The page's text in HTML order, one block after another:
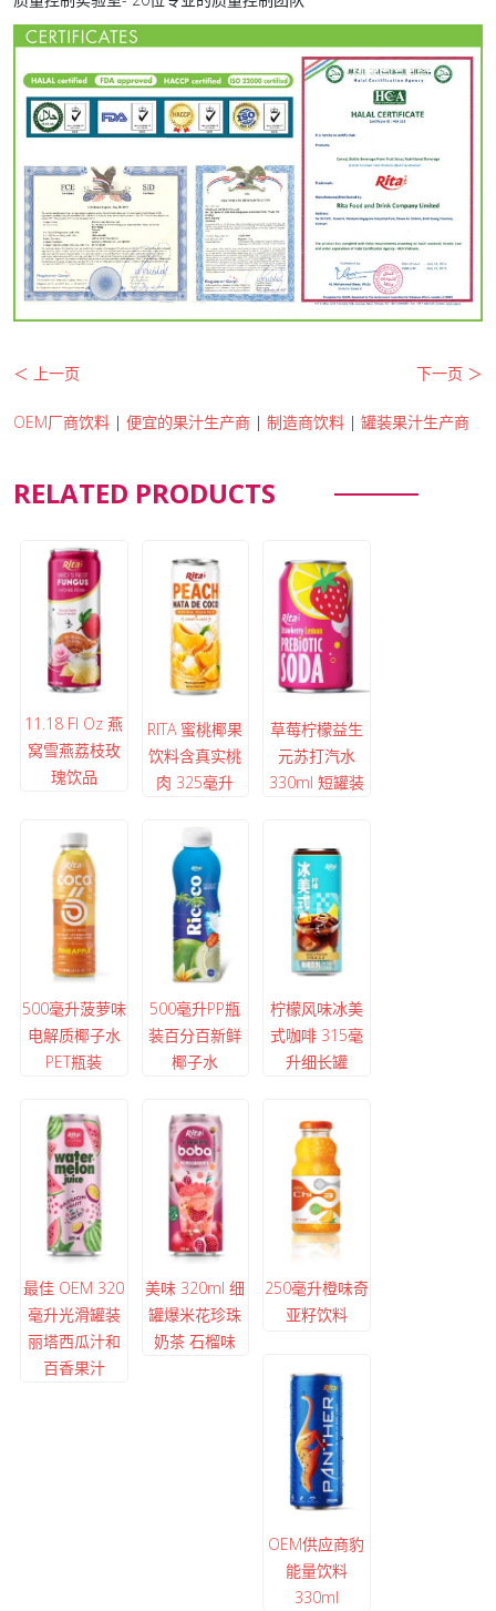
＜ 上一页 下一页 ＞
OEM厂商饮料 | 便宜的果汁生产商 | 制造商饮料 | 罐装果汁生产商
RELATED PRODUCTS
11.18 Fl Oz 燕
窝雪燕荔枝玫
瑰饮品
RITA 蜜桃椰果
饮料含真实桃
肉 325毫升
草莓柠檬益生
元苏打汽水
330ml 短罐装
500毫升菠萝味
电解质椰子水
PET瓶装
500毫升PP瓶
装百分百新鲜
椰子水
柠檬风味冰美
式咖啡 315毫
升细长罐
最佳 OEM 320
毫升光滑罐装
丽塔西瓜汁和
百香果汁
美味 320ml 细
罐爆米花珍珠
奶茶 石榴味
250毫升橙味奇
亚籽饮料
OEM供应商豹
能量饮料
330ml